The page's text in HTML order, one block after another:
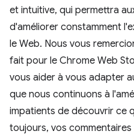
et intuitive, qui permettra
d'améliorer constamment
le Web. Nous vous
fait pour le Chrome Web
vous aider à vous adapter
que nous continuons à
impatients de découvrir ce
toujours, vos commentaires